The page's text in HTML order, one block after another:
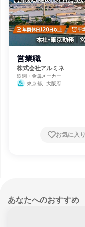
営業職
株式会社アルミネ
鉄鋼・金属メーカー
東京都、大阪府
お気に入り
あなたへのおすすめ